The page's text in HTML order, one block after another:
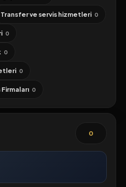
Transfer ve servis hizmetleri 0
0
0
0
0
0